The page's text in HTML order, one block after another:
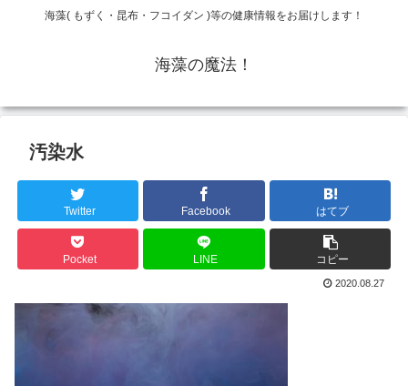
海藻( もずく・昆布・フコイダン )等の健康情報をお届けします！
海藻の魔法！
汚染水
Twitter Facebook はてブ
Pocket LINE コピー
2020.08.27